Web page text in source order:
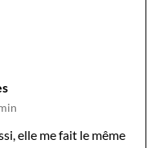
elle me fait le même